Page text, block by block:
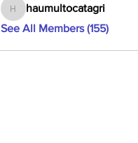
haumultocatagri
haumultocatagri
See All Members (155)